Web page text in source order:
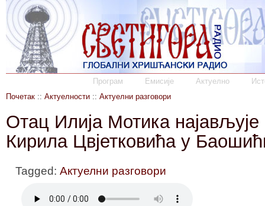
Програм Емисије Актуелно
Почетак :: Актуелности :: Актуелни разговори
Отац Илија Мотика најављује
Кирила Цвјетковића у
Tagged: Актуелни разговори